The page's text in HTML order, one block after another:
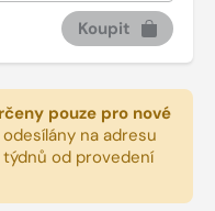
Koupit
pouze pro nové
na adresu
od provedení